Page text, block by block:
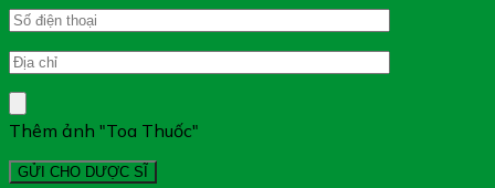
Thêm ảnh "Toa Thuốc"